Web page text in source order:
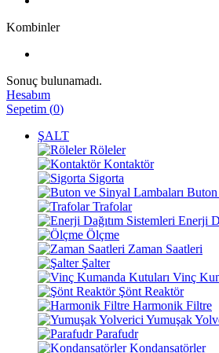
Kombinler
Sonuç bulunamadı.
Hesabım
Sepetim (0)
ŞALT
Röleler
Kontaktör
Sigorta
Buton
Trafolar
Enerji
Ölçme
Zaman Saatleri
Şalter
Vinç
Şönt Reaktör
Harmonik Filtre
Yumuşak
Parafudr
Kondansatörler